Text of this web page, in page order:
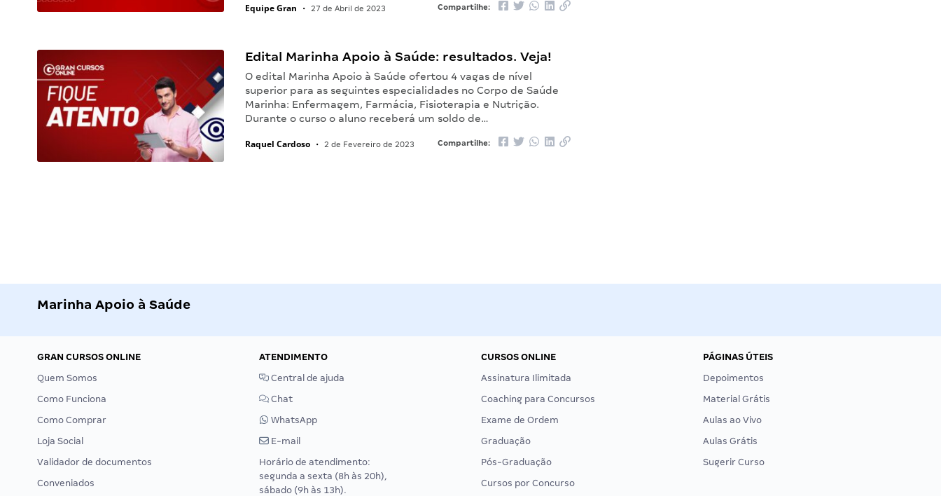
Equipe Gran • 27 de Abril de 2023 Compartilhe:
Edital Marinha Apoio à Saúde: resultados. Veja!
O edital Marinha Apoio à Saúde ofertou 4 vagas de nível
superior para as seguintes especialidades no Corpo de Saúde
Marinha: Enfermagem, Farmácia, Fisioterapia e Nutrição.
Durante o curso o aluno receberá um soldo de…
Raquel Cardoso • 2 de Fevereiro de 2023 Compartilhe:
Marinha Apoio à Saúde
GRAN CURSOS ONLINE
Quem Somos
Como Funciona
Como Comprar
Loja Social
Validador de documentos
Conveniados
ATENDIMENTO
Central de ajuda
Chat
WhatsApp
E-mail
Horário de atendimento:
segunda a sexta (8h às 20h),
sábado (9h às 13h).
CURSOS ONLINE
Assinatura Ilimitada
Coaching para Concursos
Exame de Ordem
Graduação
Pós-Graduação
Cursos por Concurso
PÁGINAS ÚTEIS
Depoimentos
Material Grátis
Aulas ao Vivo
Aulas Grátis
Sugerir Curso